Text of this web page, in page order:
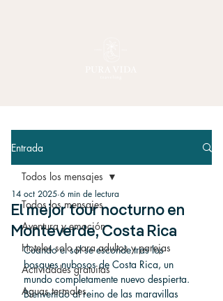
Entrada
Todos los mensajes
Aventura y emoción
Hoteles solo para adultos y parejas
Actividades gratuitas
Aguas termales
Todos los mensajes
El mejor tour nocturno en
Monteverde, Costa Rica
14 oct 2025 6 min de lectura
Cuando el sol se esconde tras los
bosques nubosos de Costa Rica, un
mundo completamente nuevo despierta.
Bienvenido al reino de las maravillas